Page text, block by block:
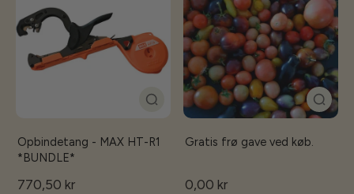
Opbindetang - MAX HT-R1
*BUNDLE*
770,50 kr
Gratis frø gave ved køb.
0,00 kr